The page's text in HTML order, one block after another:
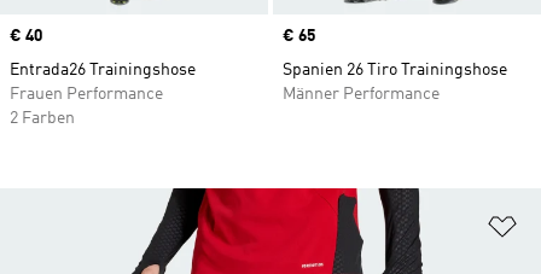
Price
€ 40
Entrada26 Trainingshose
Frauen Performance
2 Farben
Price
€ 65
Spanien 26 Tiro Trainingshose
Männer Performance